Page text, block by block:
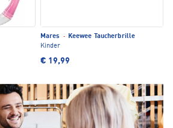
Mares ·
Keewee Taucherbrille
Kinder
€ 19,99